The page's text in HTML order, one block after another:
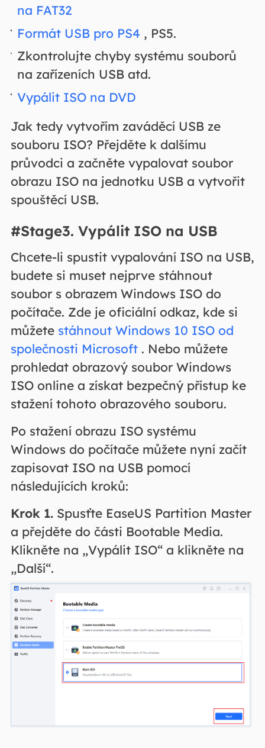
na FAT32
Formát USB pro PS4 , PS5.
Zkontrolujte chyby systému souborů
na zařízeních USB atd.
Vypálit ISO na DVD
Jak tedy vytvořím zaváděcí USB ze
souboru ISO? Přejděte k dalšímu
průvodci a začněte vypalovat soubor
obrazu ISO na jednotku USB a vytvořit
spouštěcí USB.
#Stage3. Vypálit ISO na USB
Chcete-li spustit vypalování ISO na USB,
budete si muset nejprve stáhnout
soubor s obrazem Windows ISO do
počítače. Zde je oficiální odkaz, kde si
můžete stáhnout Windows 10 ISO od
společnosti Microsoft. Nebo můžete
prohledat obrazový soubor Windows
ISO online a získat bezpečný přístup ke
stažení tohoto obrazového souboru.
Po stažení obrazu ISO systému
Windows do počítače můžete nyní začít
zapisovat ISO na USB pomocí
následujících kroků:
Krok 1.Spusťte EaseUS Partition Master
a přejděte do části Bootable Media.
Klikněte na „Vypálit ISO“ a klikněte na
„Další“.